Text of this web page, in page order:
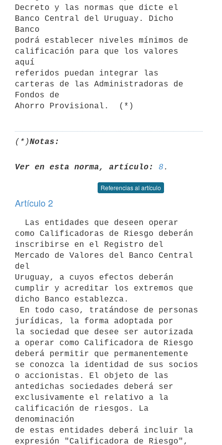
Decreto y las normas que dicte el
Banco Central del Uruguay. Dicho
Banco
podrá establecer niveles mínimos de
calificación para que los valores
aquí
referidos puedan integrar las
carteras de las Administradoras de
Fondos de
(*)Notas:
Ver en esta norma, artículo: 8
Referencias al artículo
Artículo 2
como Calificadoras de Riesgo deberán
inscribirse en el Registro del
Mercado de Valores del Banco Central
del
Uruguay, a cuyos efectos deberán
cumplir y acreditar los extremos que
dicho Banco establezca.
jurídicas, la forma adoptada por
la sociedad que desee ser autorizada
a operar como Calificadora de Riesgo
deberá permitir que permanentemente
se conozca la identidad de sus socios
o accionistas. El objeto de las
antedichas sociedades deberá ser
exclusivamente el relativo a la
calificación de riesgos. La
denominación
de estas entidades deberá incluir la
expresión "Calificadora de Riesgo",